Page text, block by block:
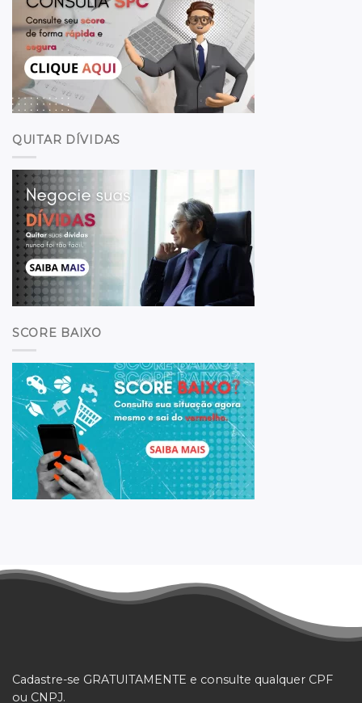
QUITAR DÍVIDAS
SCORE BAIXO
Cadastre-se GRATUITAMENTE e consulte qualquer CPF
ou CNPJ.